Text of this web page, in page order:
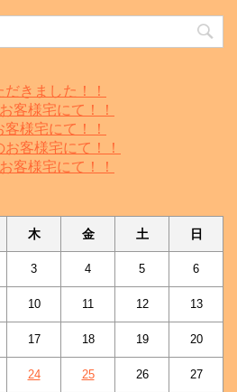
きました！！
客様宅にて！！
様宅にて！！
客様宅にて！！
客様宅にて！！
木 金 土 日
3 4 5 6
10 11 12 13
17 18 19 20
24 25 26 27